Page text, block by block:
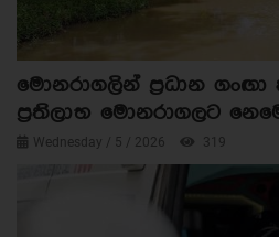
මොනරාගලින් ප්‍රධාන
ප්‍රතිලාභ මොනරාගලට
Wednesday / 5 / 2026 319